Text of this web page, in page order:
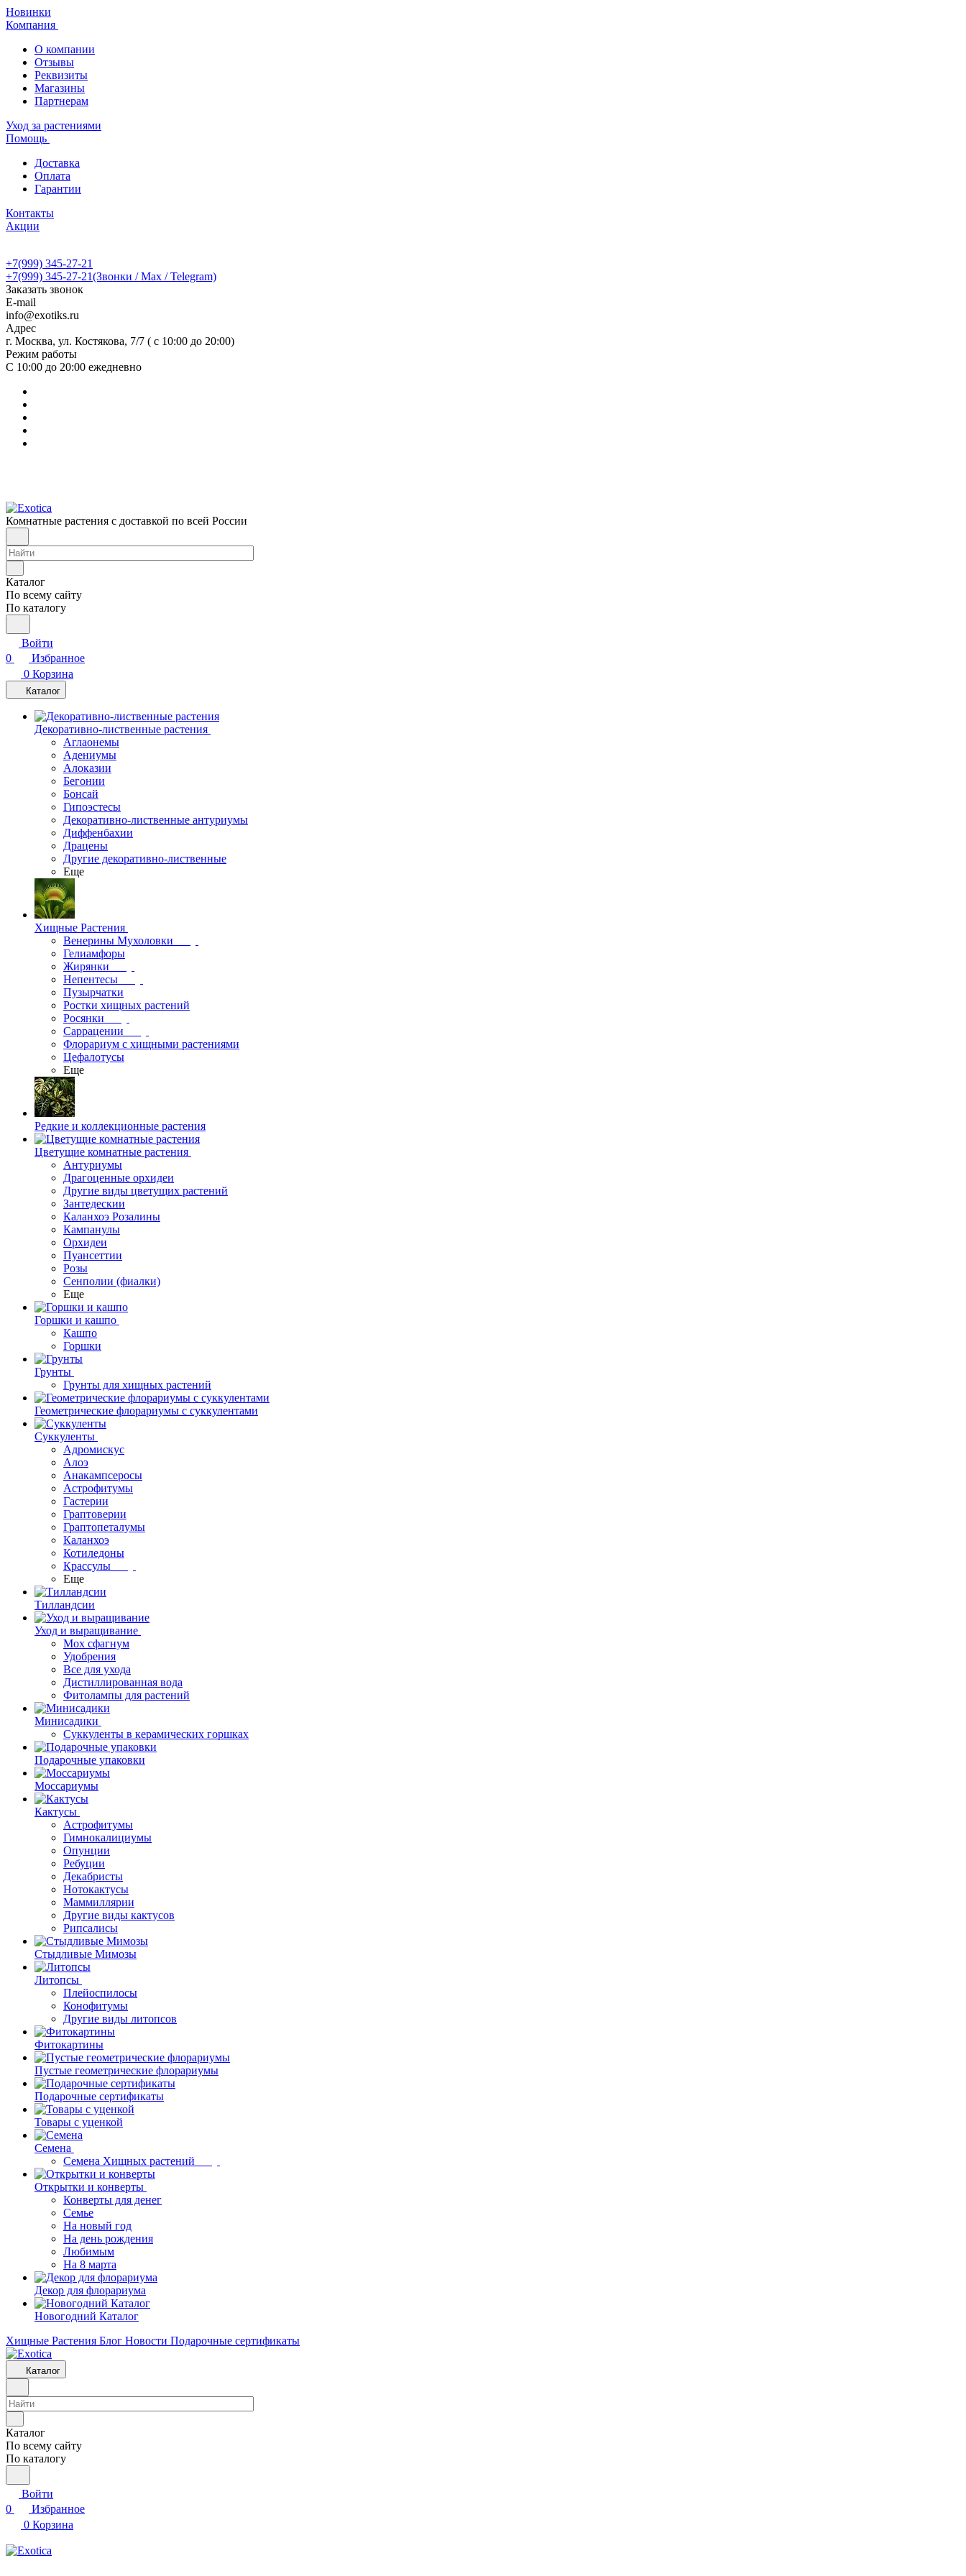
Новинки
Компания
О компании
Отзывы
Реквизиты
Магазины
Партнерам
Уход за растениями
Помощь
Доставка
Оплата
Гарантии
Контакты
Акции
+7(999) 345-27-21
+7(999) 345-27-21(Звонки / Max / Telegram)
Заказать звонок
E-mail
info@exotiks.ru
Адрес
г. Москва, ул. Костякова, 7/7 ( с 10:00 до 20:00)
Режим работы
С 10:00 до 20:00 ежедневно
Комнатные растения с доставкой по всей России
Каталог
По всему сайту
По каталогу
Войти
0
Избранное
0 Корзина
Каталог
Декоративно-лиственные растения
Аглаонемы
Адениумы
Алоказии
Бегонии
Бонсай
Гипоэстесы
Декоративно-лиственные антуриумы
Диффенбахии
Драцены
Другие декоративно-лиственные
Еще
Хищные Растения
Венерины Мухоловки
Гелиамфоры
Жирянки
Непентесы
Пузырчатки
Ростки хищных растений
Росянки
Саррацении
Флорариум с хищными растениями
Цефалотусы
Еще
Редкие и коллекционные растения
Цветущие комнатные растения
Антуриумы
Драгоценные орхидеи
Другие виды цветущих растений
Зантедескии
Каланхоэ Розалины
Кампанулы
Орхидеи
Пуансеттии
Розы
Сенполии (фиалки)
Еще
Горшки и кашпо
Кашпо
Горшки
Грунты
Грунты для хищных растений
Геометрические флорариумы с суккулентами
Суккуленты
Адромискус
Алоэ
Анакампсеросы
Астрофитумы
Гастерии
Граптоверии
Граптопеталумы
Каланхоэ
Котиледоны
Крассулы
Еще
Тилландсии
Уход и выращивание
Мох сфагнум
Удобрения
Все для ухода
Дистиллированная вода
Фитолампы для растений
Минисадики
Суккуленты в керамических горшках
Подарочные упаковки
Моссариумы
Кактусы
Астрофитумы
Гимнокалициумы
Опунции
Ребуции
Декабристы
Нотокактусы
Маммиллярии
Другие виды кактусов
Рипсалисы
Стыдливые Мимозы
Литопсы
Плейоспилосы
Конофитумы
Другие виды литопсов
Фитокартины
Пустые геометрические флорариумы
Подарочные сертификаты
Товары с уценкой
Семена
Семена Хищных растений
Открытки и конверты
Конверты для денег
Семье
На новый год
На день рождения
Любимым
На 8 марта
Декор для флорариума
Новогодний Каталог
Хищные Растения Блог Новости Подарочные сертификаты
Каталог
Каталог
По всему сайту
По каталогу
Войти
0
Избранное
0 Корзина